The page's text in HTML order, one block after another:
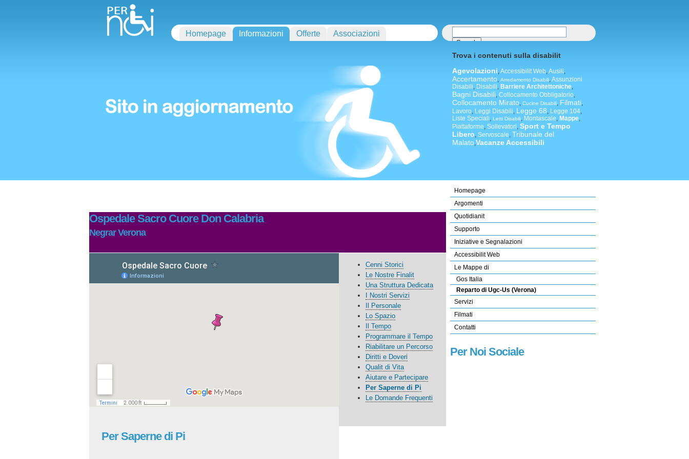
Homepage Informazioni Offerte Associazioni
Trova i contenuti sulla disabilit
Agevolazioni,Accessibilit Web,Ausili,
Accertamento, Arredamento Disabili,Assunzioni
Disabili, Disabili, Barriere Architettoniche,
Bagni Disabili, Collocamento Obbligatorio,
Collocamento Mirato, Cucine Disabili, Filmati,
Lavoro, Leggi Disabili, Legge 68, Legge 104,
Liste Speciali, Letti Disabili, Montascale, Mappe,
Piattaforme, Sollevatori, Sport e Tempo
Libero, Servoscale, Tribunale del
Malato,Vacanze Accessibili
Homepage
Argomenti
Quotidianit
Supporto
Iniziative e Segnalazioni
Accessibilit Web
Le Mappe di
Gos Italia
Reparto di Ugc-Us (Verona)
Servizi
Filmati
Contatti
Per Noi Sociale
Ospedale Sacro Cuore Don Calabria
Negrar Verona
Per Saperne di Pi
Cenni Storici
Le Nostre Finalit
Una Struttura Dedicata
I Nostri Servizi
Il Personale
Lo Spazio
Il Tempo
Programmare il Tempo
Riabilitare un Percorso
Diritti e Doveri
Qualit di Vita
Aiutare e Partecipare
Per Saperne di Pi
Le Domande Frequenti